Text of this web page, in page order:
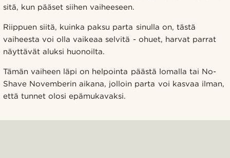
sitä, kun pääset siihen vaiheeseen.
Riippuen siitä, kuinka paksu parta sinulla on, tästä
vaiheesta voi olla vaikeaa selvitä - ohuet, harvat parrat
näyttävät aluksi huonoilta.
Tämän vaiheen läpi on helpointa päästä lomalla tai No-
Shave Novemberin aikana, jolloin parta voi kasvaa ilman,
että tunnet olosi epämukavaksi.